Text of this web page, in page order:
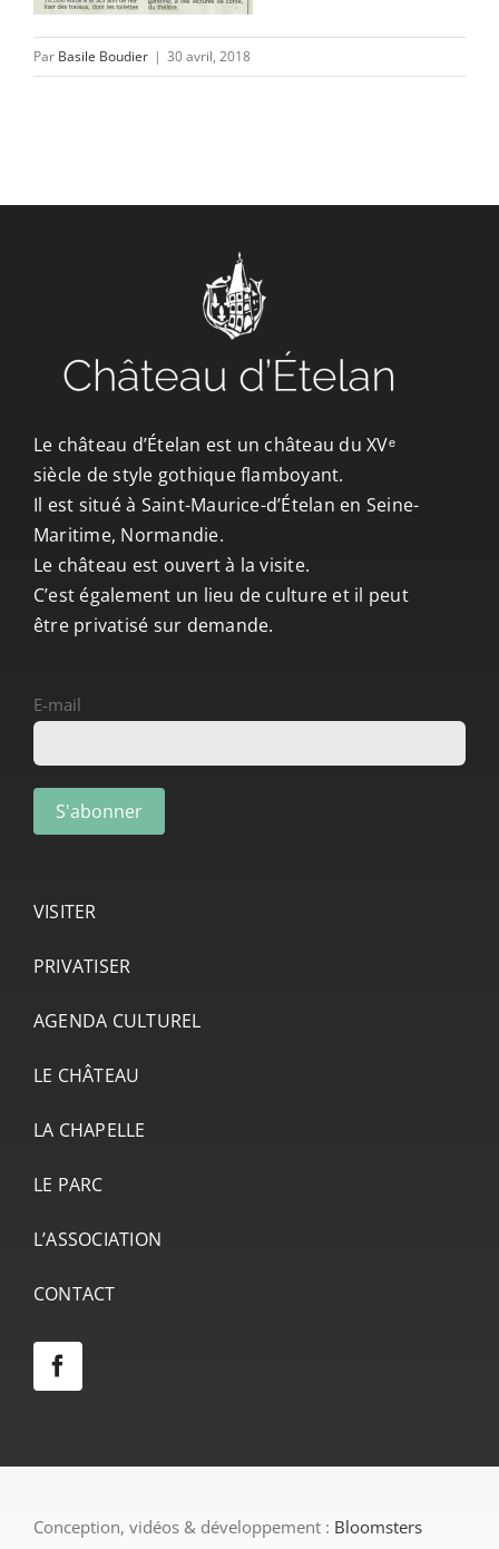
Par Basile Boudier | 30 avril, 2018
Le château d’Ételan est un château du XVᵉ
siècle de style gothique flamboyant.
Il est situé à Saint-Maurice-d’Ételan en Seine-
Maritime, Normandie.
Le château est ouvert à la visite.
C’est également un lieu de culture et il peut
être privatisé sur demande.
E-mail
VISITER
PRIVATISER
AGENDA CULTUREL
LE CHÂTEAU
LA CHAPELLE
LE PARC
L’ASSOCIATION
CONTACT
Conception, vidéos & développement : Bloomsters